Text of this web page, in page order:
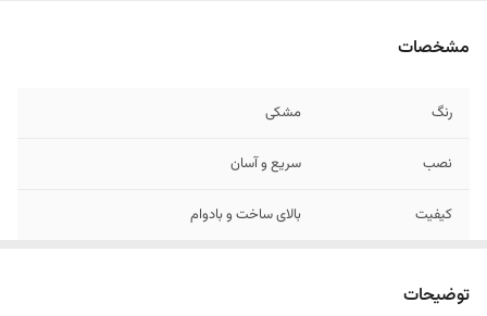
مشخصات
رنگ مشکی
نصب سریع و آسان
کیفیت بالای ساخت و بادوام
توضیحات